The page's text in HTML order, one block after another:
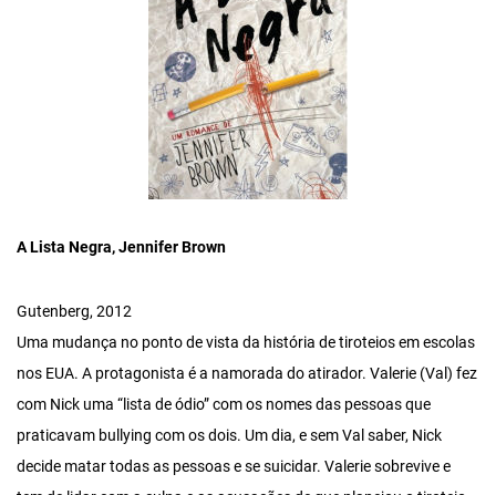
A Lista Negra, Jennifer Brown
Gutenberg, 2012
Uma mudança no ponto de vista da história de tiroteios em escolas
nos EUA. A protagonista é a namorada do atirador. Valerie (Val) fez
com Nick uma “lista de ódio” com os nomes das pessoas que
praticavam bullying com os dois. Um dia, e sem Val saber, Nick
decide matar todas as pessoas e se suicidar. Valerie sobrevive e